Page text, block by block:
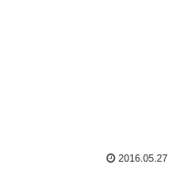
2016.05.27